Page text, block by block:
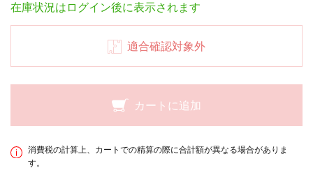
在庫状況はログイン後に表示されます
適合確認対象外
カートに追加
消費税の計算上、カートでの精算の際に合計額が異なる場合がありま
す。